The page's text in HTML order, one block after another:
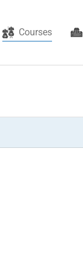
Courses(current)